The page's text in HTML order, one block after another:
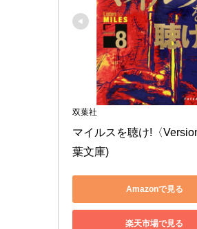
双葉社
マイルスを聴け!〈
葉文庫)
Amazonで見る
楽天市場で見る